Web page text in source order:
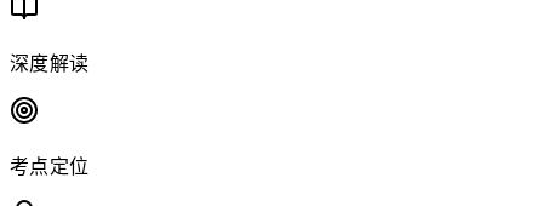
深度解读
考点定位